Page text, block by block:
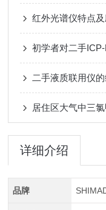
红外光谱仪特点
初学者对二手
二手液质联用仪
居住区大气中三
详细介绍
品牌